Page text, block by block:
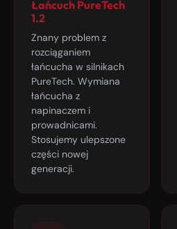
Łańcuch PureTech
1.2
Znany problem z
rozciąganiem
łańcucha w silnikach
PureTech. Wymiana
łańcucha z
napinaczem i
prowadnicami.
Stosujemy ulepszone
części nowej
generacji.